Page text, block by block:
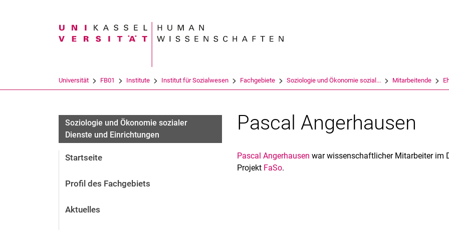
Suchbegriff
Universität FB01 Institute Institut für Sozialwesen Fachgebiete Soziologie und Ökonomie sozial... Mitarbeitende
Soziologie und Ökonomie sozialer
Dienste und Einrichtungen
Startseite
Profil des Fachgebiets
Aktuelles
Pascal Angerhausen
Pascal Angerhausen war wissenschaftlicher Mitarbeiter im
Projekt FaSo.